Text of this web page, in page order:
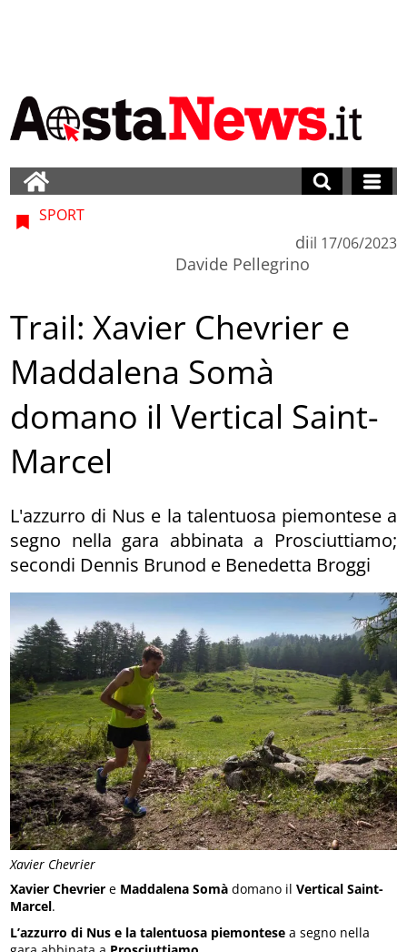
Xavier Chevrier
SPORT
di
Davide Pellegrino
il 17/06/2023
Trail: Xavier Chevrier e
Maddalena Somà
domano il Vertical Saint-
Marcel
L'azzurro di Nus e la talentuosa piemontese a
segno nella gara abbinata a Prosciuttiamo;
secondi Dennis Brunod e Benedetta Broggi
Xavier Chevrier e Maddalena Somà domano ilVertical Saint-
Marcel.
L’azzurro di Nus e la talentuosa piemontese a segno nella